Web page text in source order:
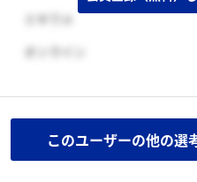
ミキワメ
オンライン
このユーザーの他の選